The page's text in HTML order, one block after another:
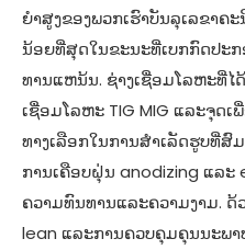
ຍໍາສູງຂອງພວກເຮົາບັນລຸເລຂາ
ນ້ອຍທີ່ສຸດໃນຂະນະທີ່ເບກກົດປະ
ທານແຫນ້ນ. ຊ່າງເຊື່ອມໂລຫະທີ່ໄ
ເຊື່ອມໂລຫະ TIG MIG ແລະຈຸດ
ທາງເລືອກໃນການສໍາເລັດຮູບທີ່ສົ
ການເຄືອບຝຸ່ນ anodizing ແລ
ຄວາມທົນທານແລະຄວາມງາມ.
lean ແລະການຄວບຄຸມຄຸນນະພ